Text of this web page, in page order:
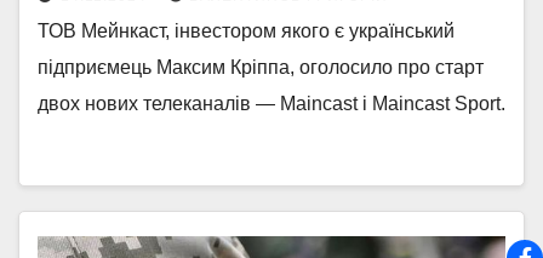
ТОВ Мейнкаст, інвестором якого є український
підприємець Максим Кріппа, оголосило про старт
двох нових телеканалів — Maincast і Maincast Sport.